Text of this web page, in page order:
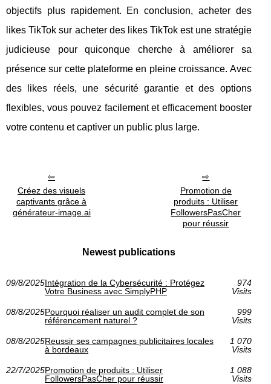
objectifs plus rapidement. En conclusion, acheter des
likes TikTok sur acheter des likes TikTok est une stratégie
judicieuse pour quiconque cherche à améliorer sa
présence sur cette plateforme en pleine croissance. Avec
des likes réels, une sécurité garantie et des options
flexibles, vous pouvez facilement et efficacement booster
votre contenu et captiver un public plus large.
Créez des visuels
captivants grâce à
générateur-image.ai
Promotion de
produits : Utiliser
FollowersPasCher
pour réussir
Newest publications
09/8/2025Intégration de la Cybersécurité : Protégez
Votre Business avec SimplyPHP
974
Visits
08/8/2025Pourquoi réaliser un audit complet de son
référencement naturel ?
999
Visits
08/8/2025Reussir ses campagnes publicitaires locales
à bordeaux
1 070
Visits
22/7/2025Promotion de produits : Utiliser
FollowersPasCher pour réussir
1 088
Visits